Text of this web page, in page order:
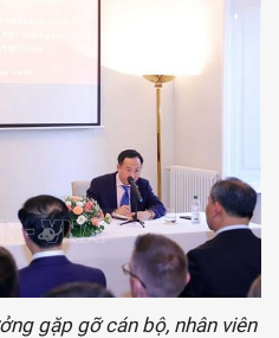
gặp gỡ cán bộ, nhân viên